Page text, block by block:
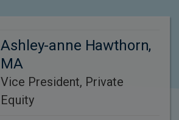
Ashley-anne Hawthorn,
MA
Vice President, Private
Equity